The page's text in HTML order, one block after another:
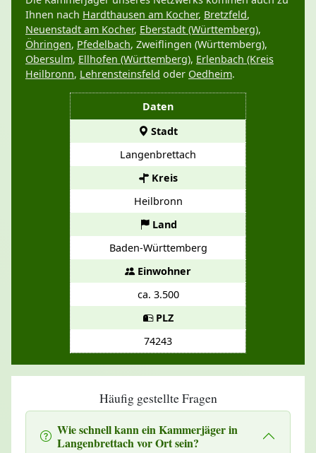
Daten
Stadt
Langenbrettach
Kreis
Heilbronn
Land
Baden-Württemberg
Einwohner
ca. 3.500
PLZ
74243
Ihnen nach Hardthausen am Kocher, Bretzfeld,
Neuenstadt am Kocher, Eberstadt (Württemberg),
Öhringen, Pfedelbach, Zweiflingen (Württemberg),
Obersulm, Ellhofen (Württemberg), Erlenbach (Kreis
Heilbronn, Lehrensteinsfeld oder Oedheim.
Häufig gestellte Fragen
Wie schnell kann ein Kammerjäger in
Langenbrettach vor Ort sein?